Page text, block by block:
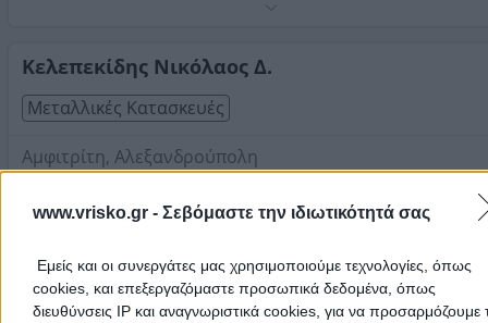
www.vrisko.gr - Σεβόμαστε την ιδιωτικότητά σας
Εμείς και οι συνεργάτες μας χρησιμοποιούμε τεχνολογίες, όπως
cookies, και επεξεργαζόμαστε προσωπικά δεδομένα, όπως
διευθύνσεις IP και αναγνωριστικά cookies, για να προσαρμόζουμε
Κελεπεκίδης Νικόλαος Δ.
Μεταλλικές Κατασκευές
Αμφιτρίτη, Αλεξανδρούπολη
2551306896
Στοιχεία αναζήτησης:
Μεταλλικές Κατασκευές , Έβρου
Ντάρμας Χρήστος Γ.
Μεταλλικές Κατασκευές